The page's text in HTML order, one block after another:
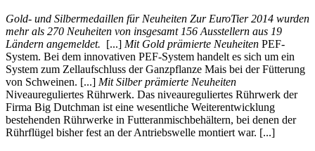
Gold- und Silbermedaillen für Neuheiten Zur EuroTier 2014 wurden
mehr als 270 Neuheiten von insgesamt 156 Ausstellern aus 19
Ländern angemeldet. [...] Mit Gold prämierte Neuheiten PEF-
System. Bei dem innovativen PEF-System handelt es sich um ein
System zum Zellaufschluss der Ganzpflanze Mais bei der Fütterung
von Schweinen. [...] Mit Silber prämierte Neuheiten
Niveaureguliertes Rührwerk. Das niveaureguliertes Rührwerk der
Firma Big Dutchman ist eine wesentliche Weiterentwicklung
bestehenden Rührwerke in Futteranmischbehältern, bei denen der
Rührflügel bisher fest an der Antriebswelle montiert war. [...]